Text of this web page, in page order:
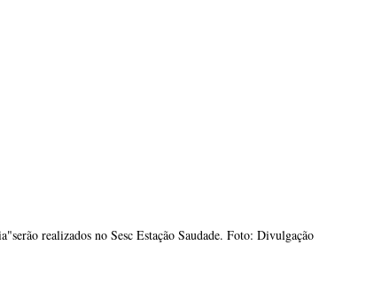
realizados no Sesc Estação Saudade. Foto: Divulgação